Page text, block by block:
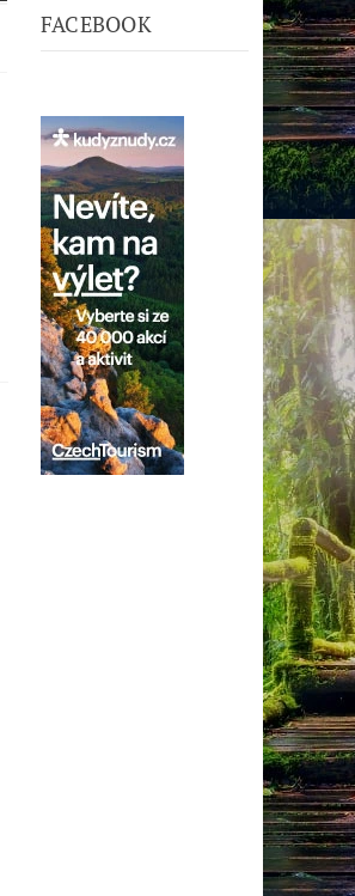
FACEBOOK